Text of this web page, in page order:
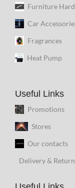
Furniture
Car
Fragrances
Heat Pump
Useful Links
Promotions
Stores
Our contacts
Delivery & Return